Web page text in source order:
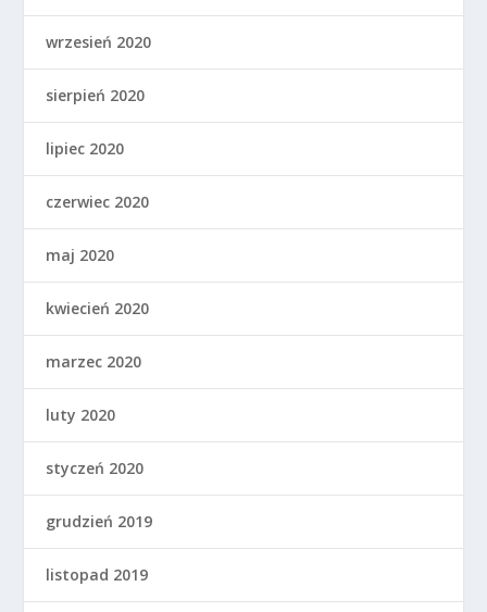
wrzesień 2020
sierpień 2020
lipiec 2020
czerwiec 2020
maj 2020
kwiecień 2020
marzec 2020
luty 2020
styczeń 2020
grudzień 2019
listopad 2019